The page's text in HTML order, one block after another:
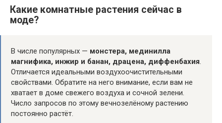
Какие комнатные растения сейчас в
моде?
В числе популярных — монстера, мединилла
магнифика, инжир и банан, драцена, диффенбахия.
Отличается идеальными воздухоочистительными
свойствами. Обратите на него внимание, если вам не
хватает в доме свежего воздуха и сочной зелени.
Число запросов по этому вечнозелёному растению
постоянно растёт.